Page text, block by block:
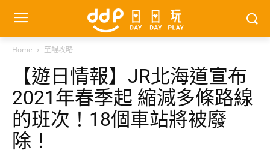
Home 至醒攻略
【遊日情報】JR北海道宣布
2021年春季起 縮減多條路線
的班次！18個車站將被廢
除！